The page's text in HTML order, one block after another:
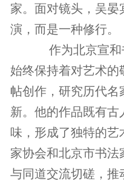
家。面对镜头，吴晏
演，而是一种修行。
作为北京宣和
始终保持着对艺术的
帖创作，研究历代名
新。他的作品既有古
味，形成了独特的
家协会和北京市书法
与同道交流切磋，推